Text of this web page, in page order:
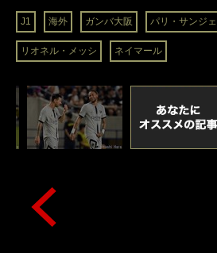
J1 海外 ガンバ大阪 パリ・サンジ
リオネル・メッシ ネイマール